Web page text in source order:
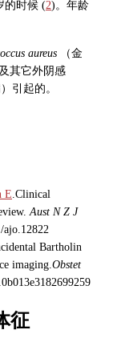
的时候 (2)。年龄
aureus （金
其它外阴感
引起的。
E .Clinical
Aust N Z J
ajo.12822
Bartholin
imaging. Obstet
征